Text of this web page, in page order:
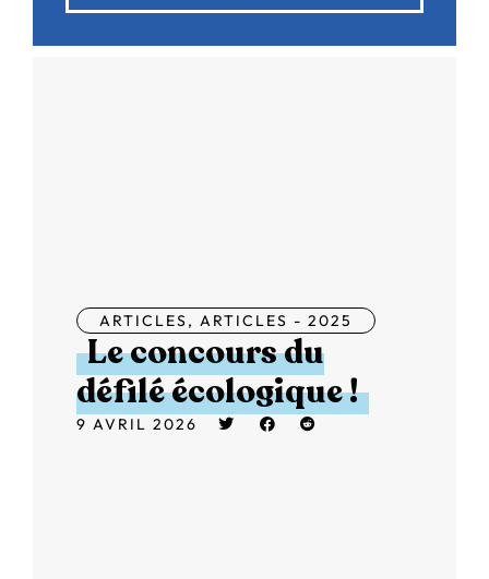
ARTICLES, ARTICLES - 2025
Le concours du
défilé écologique !
9 AVRIL 2026